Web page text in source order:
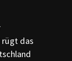
rügt das